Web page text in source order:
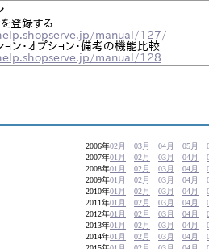
を登録する
manual/127/
ョン・オプション・備考の機能比較
manual/128
2006年02月 03月 04月 05月
2007年01月 02月 03月 04月
2008年01月 02月 03月 04月
2009年01月 02月 03月 04月
2010年01月 02月 03月 04月
2011年01月 02月 03月 04月
2012年01月 02月 03月 04月
2013年01月 02月 03月 04月
2014年01月 02月 03月 04月